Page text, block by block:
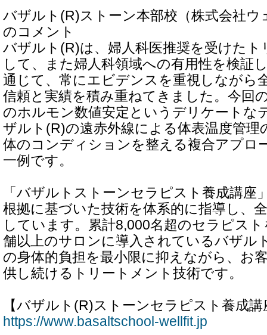
バザルト(R)ストーン本部校（株式会社
のコメント
バザルト(R)は、婦人科医推奨を受けた
して、また婦人科領域への有用性を検証
通じて、常にエビデンスを重視しながら
信頼と実績を積み重ねてきました。今回
のホルモン数値安定というデリケートな
ザルト(R)の遠赤外線による体表温度管理
体のコンディションを整える複合アプロ
一例です。
「バザルトストーンセラピスト養成講座
根拠に基づいた技術を体系的に指導し、
しています。累計8,000名超のセラピス
舗以上のサロンに導入されているバザル
の身体的負担を最小限に抑えながら、お
供し続けるトリートメント技術です。
【バザルト(R)ストーンセラピスト養成
https://www.basaltschool-wellfit.jp